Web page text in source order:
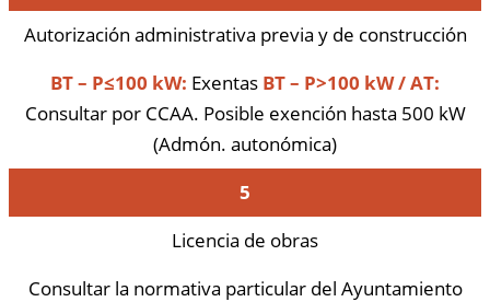
Autorización administrativa previa y de construcción
BT – P≤100 kW: Exentas BT – P>100 kW / AT:
Consultar por CCAA. Posible exención hasta 500 kW
(Admón. autonómica)
5
Licencia de obras
Consultar la normativa particular del Ayuntamiento